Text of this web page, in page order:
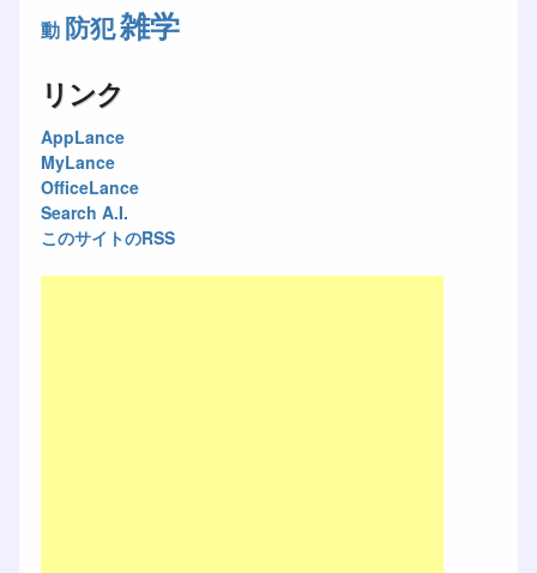
動 防犯雑学
リンク
AppLance
MyLance
OfficeLance
Search A.I.
このサイトのRSS